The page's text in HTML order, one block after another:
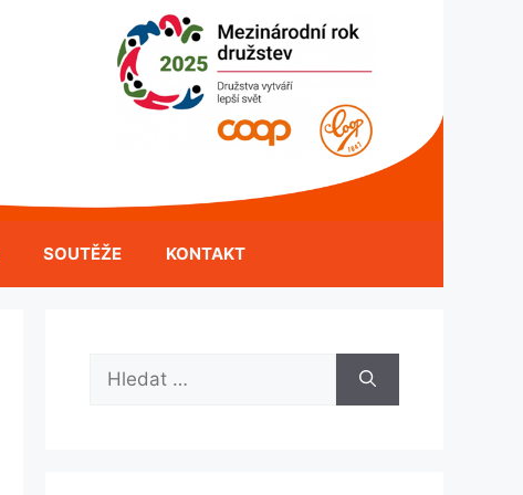
SOUTĚŽE KONTAKT
Hledat: